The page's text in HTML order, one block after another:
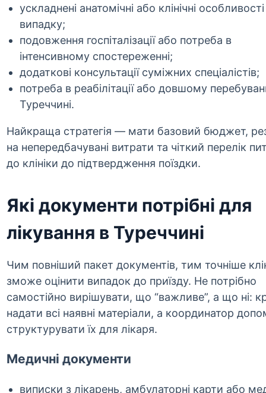
ускладнені анатомічні або клінічні особливості
випадку;
подовження госпіталізації або потреба в
інтенсивному спостереженні;
додаткові консультації суміжних спеціалістів;
потреба в реабілітації або довшому
Туреччині.
Найкраща стратегія — мати базовий бюджет,
на непередбачувані витрати та чіткий перелік
до клініки до підтвердження поїздки.
Які документи потрібні для
лікування в Туреччині
Чим повніший пакет документів, тим точніше
зможе оцінити випадок до приїзду. Не потрібно
самостійно вирішувати, що “важливе”, а що ні:
надати всі наявні матеріали, а координатор
структурувати їх для лікаря.
Медичні документи
виписки з лікарень, амбулаторні карти або